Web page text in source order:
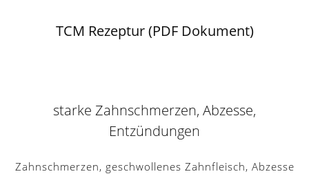
TCM Rezeptur (PDF Dokument)
starke Zahnschmerzen, Abzesse,
Entzündungen
Zahnschmerzen, geschwollenes Zahnfleisch, Abzesse